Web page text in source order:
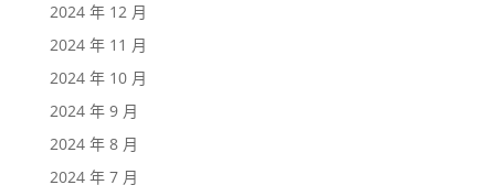
2024 年 12 月
2024 年 11 月
2024 年 10 月
2024 年 9 月
2024 年 8 月
2024 年 7 月